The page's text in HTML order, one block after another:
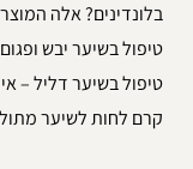
בלונדינים? אלה
טיפול בשיער יבש
טיפול בשיער דליל –
קרם לחות לשיער